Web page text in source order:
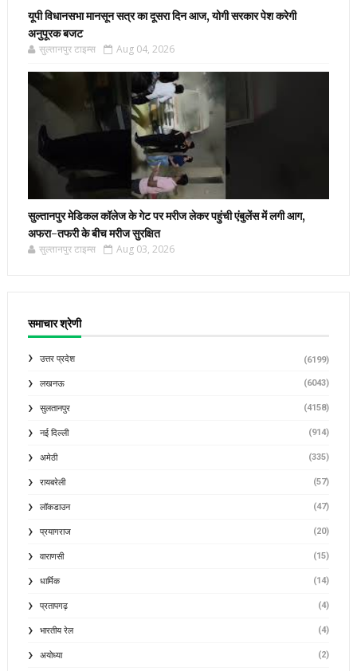
यूपी विधानसभा मानसून सत्र का दूसरा दिन आज, योगी सरकार पेश करेगी
अनुपूरक बजट
सुल्तानपुर टाइम्स Aug 04, 2026
सुल्तानपुर मेडिकल कॉलेज के गेट पर मरीज लेकर पहुंची एंबुलेंस में लगी आग,
अफरा-तफरी के बीच मरीज सुरक्षित
सुल्तानपुर टाइम्स Aug 03, 2026
समाचार श्रेणी
उत्तर प्रदेश (6199)
लखनऊ (6043)
सुलतानपुर (4158)
नई दिल्ली (914)
अमेठी (335)
रायबरेली (57)
लॉकडाउन (47)
प्रयागराज (20)
वाराणसी (15)
धार्मिक (14)
प्रतापगढ़ (4)
भारतीय रेल (4)
अयोध्या (2)